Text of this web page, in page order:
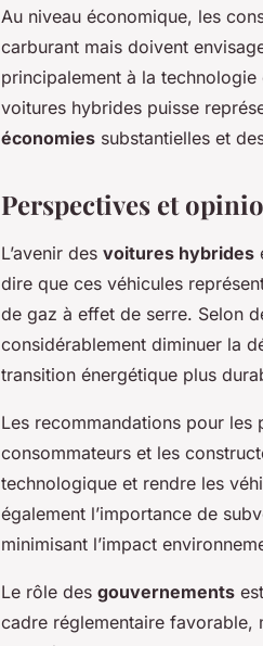
Au niveau économique, les
carburant mais doivent
principalement à la
voitures hybrides puisse
économies substantielles et
Perspectives et
L’avenir des voitures hybrides
dire que ces véhicules
de gaz à effet de serre. Selon
considérablement diminuer la
transition énergétique plus
Les recommandations pour
consommateurs et les
technologique et rendre les
également l’importance de
minimisant l’impact
Le rôle des gouvernements
cadre réglementaire favorable,